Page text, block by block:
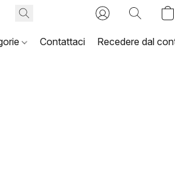
Contattaci Recedere dal